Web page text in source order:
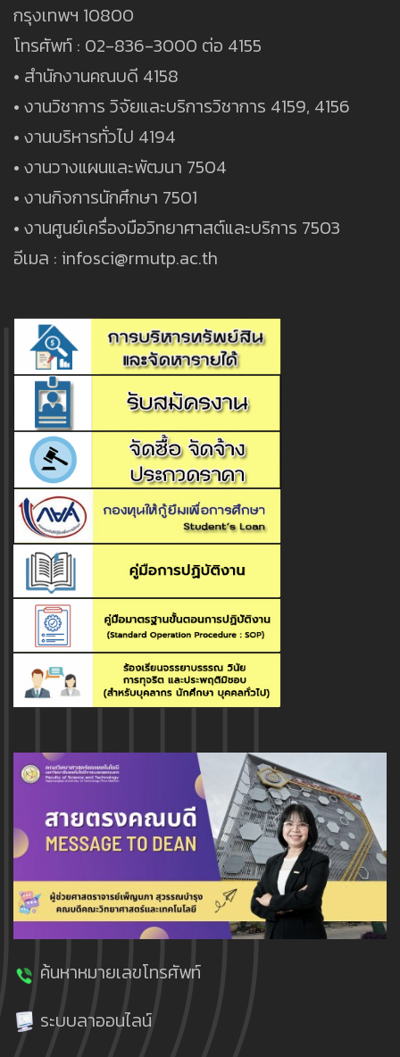
กรุงเทพฯ 10800
โทรศัพท์ : 02-836-3000 ต่อ 4155
• สำนักงานคณบดี 4158
• งานวิชาการ วิจัยและบริการวิชาการ 4159, 4156
• งานบริหารทั่วไป 4194
• งานวางแผนและพัฒนา 7504
• งานกิจการนักศึกษา 7501
• งานศูนย์เครื่องมือวิทยาศาสต์และบริการ 7503
อีเมล : infosci@rmutp.ac.th
ค้นหาหมายเลขโทรศัพท์
ระบบลาออนไลน์